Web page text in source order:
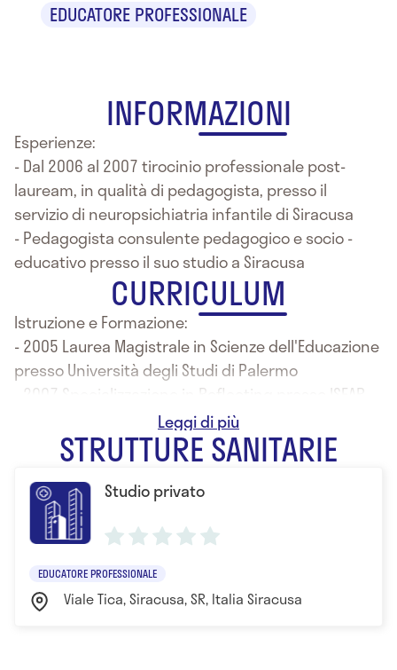
EDUCATORE PROFESSIONALE
INFORMAZIONI
Esperienze:
- Dal 2006 al 2007 tirocinio professionale post-
lauream, in qualità di pedagogista, presso il
servizio di neuropsichiatria infantile di Siracusa
- Pedagogista consulente pedagogico e socio -
educativo presso il suo studio a Siracusa
CURRICULUM
Istruzione e Formazione:
- 2005 Laurea Magistrale in Scienze dell'Educazione
presso Università degli Studi di Palermo
- 2007 Specializzazione in Reflecting presso ISFAR-
Post Università delle Professioni-Firenze
STRUTTURE SANITARIE
Studio privato
EDUCATORE PROFESSIONALE
Viale Tica, Siracusa, SR, Italia Siracusa